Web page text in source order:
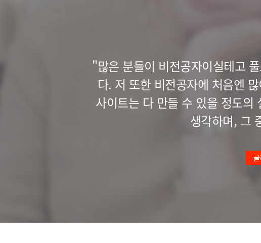
를 세우고 해결
"많은 분들이 비전공자이실테고
다. 저 또한 비전공자에 처음엔
사이트는 다 만들 수 있을 정도
생각하며, 그